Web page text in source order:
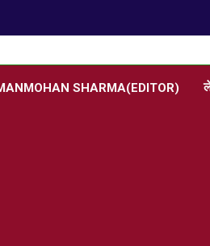
SHARMA(EDITOR)